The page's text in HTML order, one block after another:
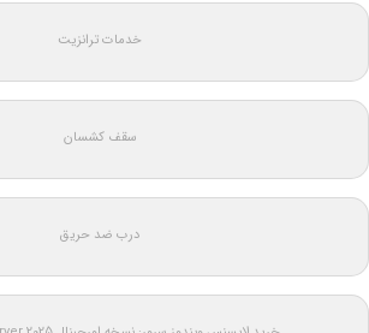
خدمات ترانزیت
سقف کشسان
درب ضد حریق